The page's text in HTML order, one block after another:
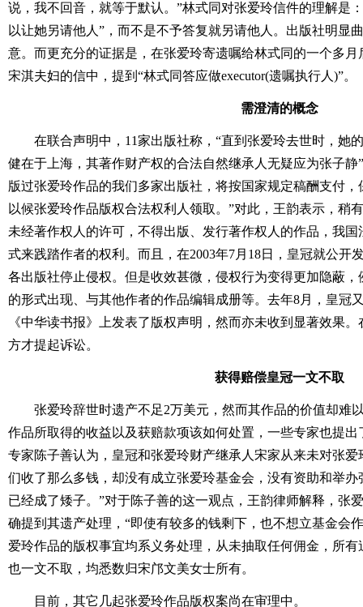
说，我不回音，就等于默认。”林式同对张爱玲信件的理解是
以让她另请他人”，而不是不予答复就另请他人。出版社明显
意。而更充分的证据是，在张爱玲寄遗嘱给林式同的一个多月
宋淇夫妇的信中，提到“林式同答应做executor(遗嘱执行人)”。
需澄清的概念
在联合声明中，11家出版社称，“直到张爱玲去世时，她
健在于上海，其著作财产权的合法自然继承人无疑应为张子静
版过张爱玲作品的我们多家出版社，将按国家规定稿酬支付
以候张爱玲作品版权合法权利人领取。”对此，王韵表示，稍
未经著作权人的许可，不得出版、发行著作权人的作品，我
式来践踏作者的权利。而且，在2003年7月18日，皇冠就公开
各出版社停止侵权。但是收效甚微，侵权行为变得更加隐蔽
的形式出现、与其他作者的作品编辑成册等。去年8月，皇冠
《中华读书报》上发表了版权声明，然而亦未收到显著效果
方才提起诉讼。
获得赔偿皇冠一文不取
张爱玲辞世时遗产不足2万美元，然而其作品的价值却难
作品所取得的收益以及获赔款项该如何处置，一些专家也提
专家陈子善认为，皇冠和张爱玲财产继承人宋家从来未对张
们收了那么多钱，却没有成立张爱玲基金会，没有资助和举
已经成了矮子。”对于陈子善的这一观点，王韵律师解释，张
确提到其遗产处理，“即使有较多的钱剩下，也不想立基金会
爱玲作品的版权事宜均系义务处理，从未抽取任何佣金，所
也一文不取，均悉数归宋邝文美女士所有。
目前，其它几起张爱玲作品版权案尚在审理中。